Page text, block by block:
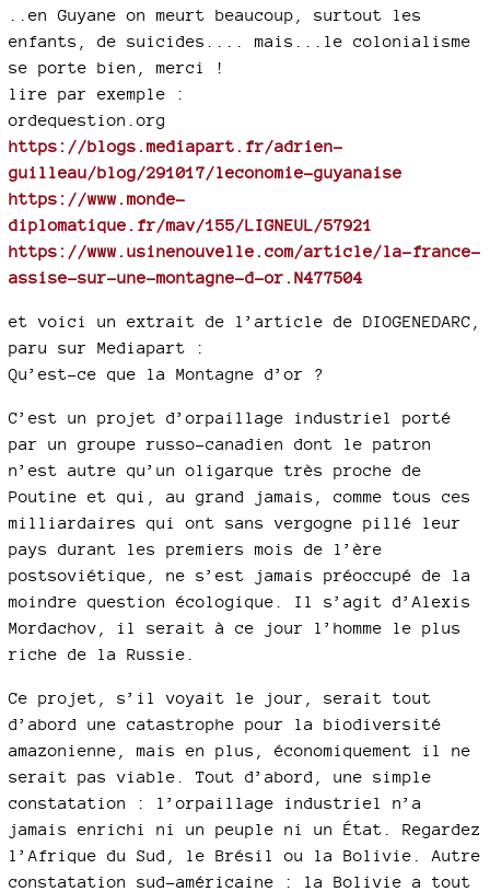
..en Guyane on meurt beaucoup, surtout les
enfants, de suicides.... mais...le colonialisme
se porte bien, merci !
lire par exemple :
ordequestion.org
https://blogs.mediapart.fr/adrien-
guilleau/blog/291017/leconomie-guyanaise
https://www.monde-
diplomatique.fr/mav/155/LIGNEUL/57921
https://www.usinenouvelle.com/article/la-france-
assise-sur-une-montagne-d-or.N477504
et voici un extrait de l’article de DIOGENEDARC,
paru sur Mediapart :
Qu’est-ce que la Montagne d’or ?
C’est un projet d’orpaillage industriel porté
par un groupe russo-canadien dont le patron
n’est autre qu’un oligarque très proche de
Poutine et qui, au grand jamais, comme tous ces
milliardaires qui ont sans vergogne pillé leur
pays durant les premiers mois de l’ère
postsoviétique, ne s’est jamais préoccupé de la
moindre question écologique. Il s’agit d’Alexis
Mordachov, il serait à ce jour l’homme le plus
riche de la Russie.
Ce projet, s’il voyait le jour, serait tout
d’abord une catastrophe pour la biodiversité
amazonienne, mais en plus, économiquement il ne
serait pas viable. Tout d’abord, une simple
constatation : l’orpaillage industriel n’a
jamais enrichi ni un peuple ni un État. Regardez
l’Afrique du Sud, le Brésil ou la Bolivie. Autre
constatation sud-américaine : la Bolivie a tout